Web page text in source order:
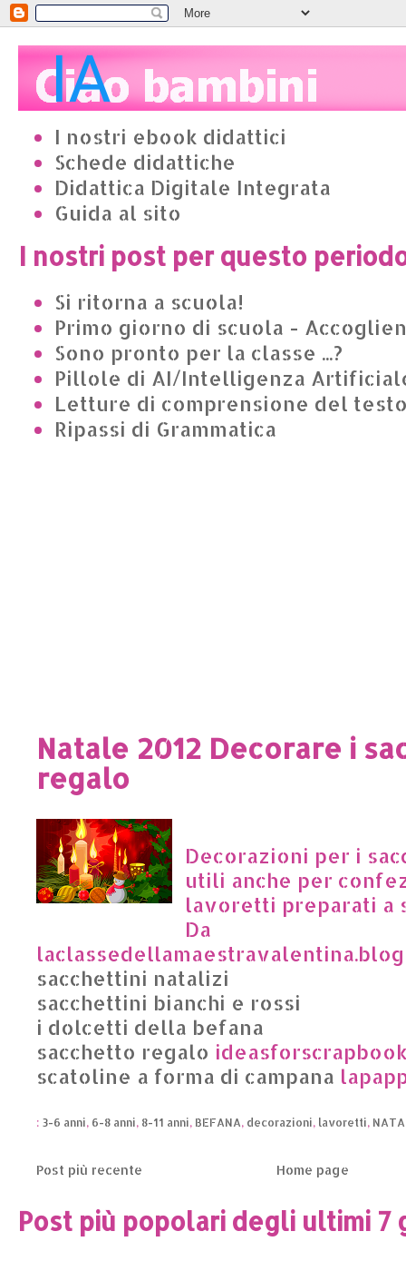
I nostri ebook didattici
Schede didattiche
Didattica Digitale Integrata
Guida al sito
I nostri post per questo
Si ritorna a scuola!
Primo giorno di scuola -
Sono pronto per la classe ...?
Pillole di AI/Intelligenza
Letture di comprensione del
Ripassi di Grammatica
Natale 2012 Decorare i
regalo
Decorazioni per i
utili anche per
lavoretti preparati a
Da
sacchettini natalizi
sacchettini bianchi e rossi
i dolcetti della befana
sacchetto regalo
scatoline a forma di campana
: 3-6 anni, 6-8 anni, 8-11 anni, BEFANA, decorazioni, lavoretti,
Post più recente Home page
Post più popolari degli ultimi 7